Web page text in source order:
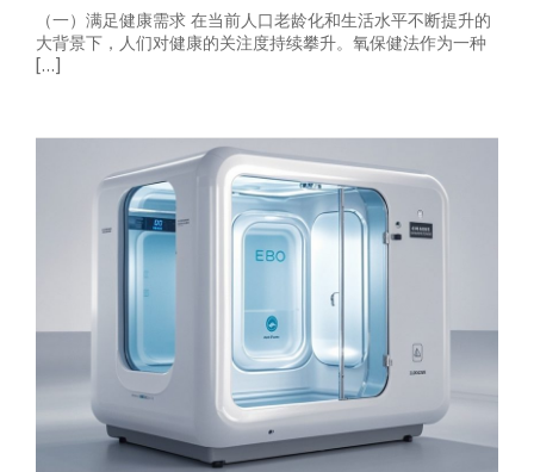
（一）满足健康需求 在当前人口老龄化和生活水平不断提升的
大背景下，人们对健康的关注度持续攀升。氧保健法作为一种
[…]